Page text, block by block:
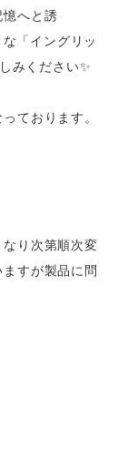
憶へと誘
「イングリッ
みください✨
ております。
り次第順次変
すが製品に問